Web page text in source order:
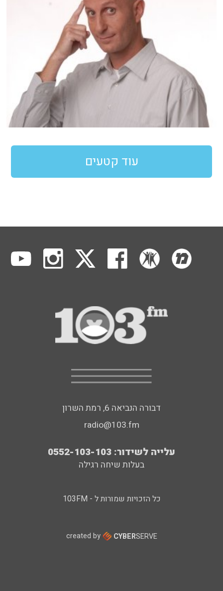
עוד קטעים
דבורה הנביאה 6, רמת השרון
radio@103.fm
עלייה לשידור: 0552-103-103
בעלות שיחה רגילה
כל הזכויות שמורות ל - 103FM
created by CYBERSERVE